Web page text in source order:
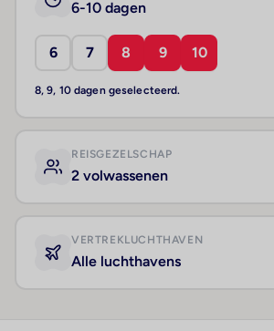
6-10 dagen
6 7 8 9 10
8, 9, 10 dagen geselecteerd.
REISGEZELSCHAP
2 volwassenen
VERTREKLUCHTHAVEN
Alle luchthavens